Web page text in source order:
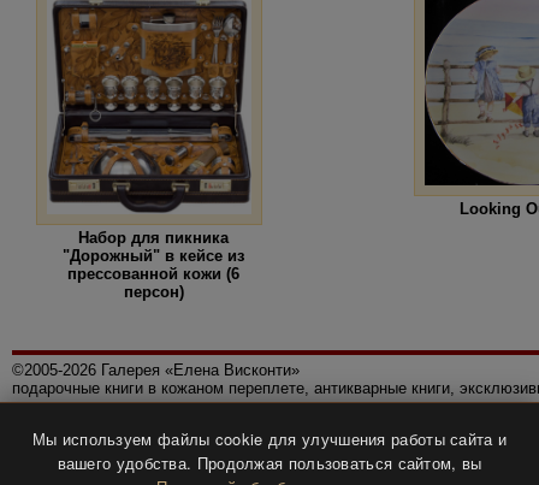
Набор для пикника
"Дорожный" в кейсе из
прессованной кожи (6
персон)
Looking
©2005-2026 Галерея «Елена Висконти»
подарочные книги в кожаном переплете, антикварные книги,
Политика конфиденциальности
Все права защищены.
Мы используем файлы cookie для улучшения работы сайта и
вашего удобства. Продолжая пользоваться сайтом, вы